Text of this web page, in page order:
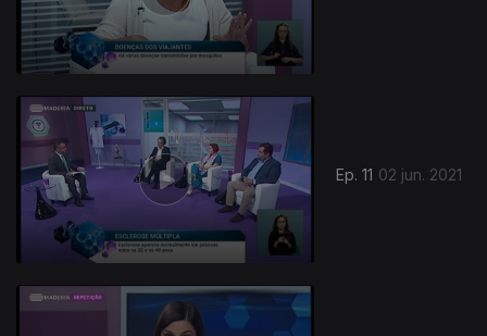
Ep. 11 02 jun. 2021
545645